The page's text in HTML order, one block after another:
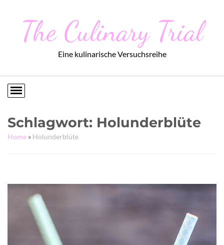
The Culinary Trial
Eine kulinarische Versuchsreihe
Schlagwort: Holunderblüte
Home » Holunderblüte